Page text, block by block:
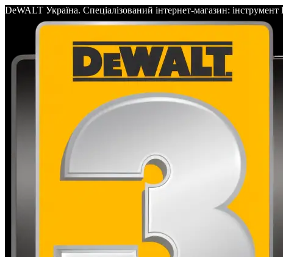
DeWALT Україна. Спеціалізований інтернет-магазин: